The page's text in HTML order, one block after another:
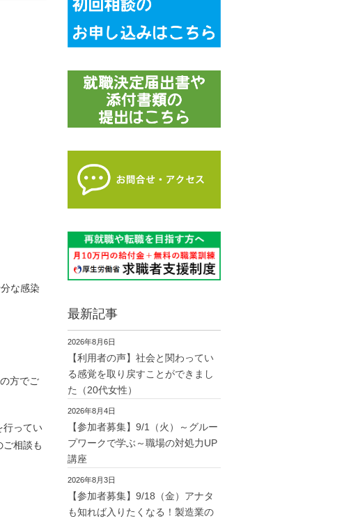
な感染
方でご
行ってい
相談も
最新記事
2026年8月6日
【利用者の声】社会と関わってい
る感覚を取り戻すことができまし
た（20代女性）
2026年8月4日
【参加者募集】9/1（火）～グルー
プワークで学ぶ～職場の対処力UP
講座
2026年8月3日
【参加者募集】9/18（金）アナタ
も知れば入りたくなる！製造業の